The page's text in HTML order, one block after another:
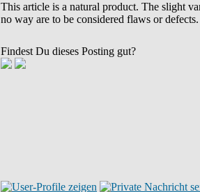
This article is a natural product. The slight
no way are to be considered flaws or defects.
Findest Du dieses Posting gut?